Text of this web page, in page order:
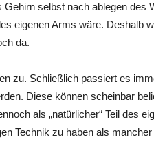
selbst nach ablegen des
eigenen Arms wäre. Deshalb
da.
zu. Schließlich passiert es
Diese können scheinbar
als „natürlicher“ Teil des
Technik zu haben als